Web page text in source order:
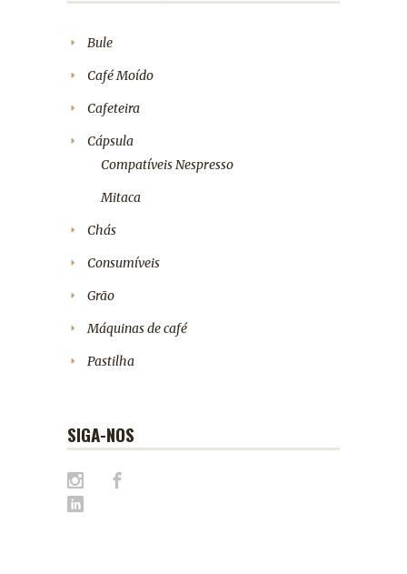
pageBule
Café Moído
Cafeteira
Cápsula
Compatíveis Nespresso
Mitaca
Chás
Consumíveis
Grão
Máquinas de café
Pastilha
SIGA-NOS